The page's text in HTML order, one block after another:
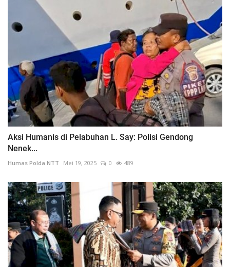
Aksi Humanis di Pelabuhan L. Say: Polisi Gendong
Nenek...
Humas Polda NTT Mei 19, 2025 0 489